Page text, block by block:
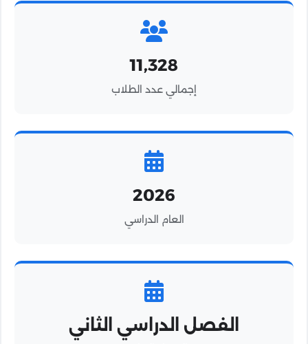
11,328
إجمالي عدد الطلاب
2026
العام الدراسي
الفصل الدراسي الثاني